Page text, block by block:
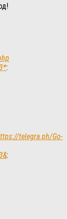
:
telegra.ph/Go-
: